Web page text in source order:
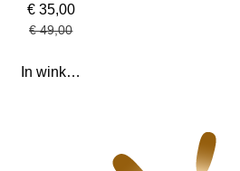
€ 35,00
€ 49,00
In winkelwagen